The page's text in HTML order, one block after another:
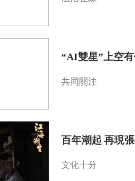
“AI雙星”上空有
共同關注
百年潮起 再現
文化十分